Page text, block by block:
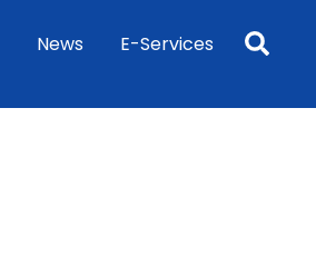
News E-Services